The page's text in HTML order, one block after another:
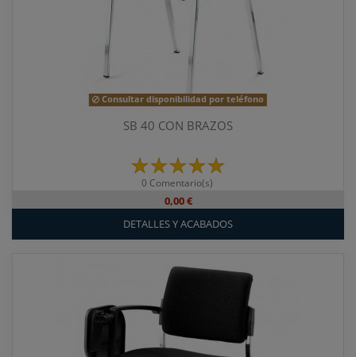
Consultar disponibilidad por teléfono
SB 40 CON BRAZOS
0 Comentario(s)
0,00 €
DETALLES Y ACABADOS